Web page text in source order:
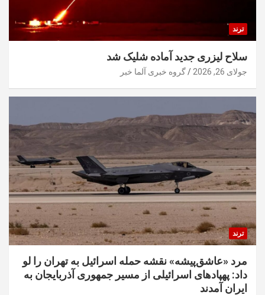
ترند
سلاح لیزری جدید آماده شلیک شد
جولای 26, 2026 گروه خبری آلما خبر
ترند
مرد «عاشق‌پیشه» نقشه حمله اسرائیل به تهران را لو
داد: پهپادهای اسرائیلی از مسیر جمهوری آذربایجان به
ایران آمدند